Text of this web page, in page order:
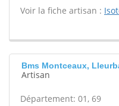
Voir la fiche artisan :
Bms Montceaux,
Artisan
Département: 01, 69